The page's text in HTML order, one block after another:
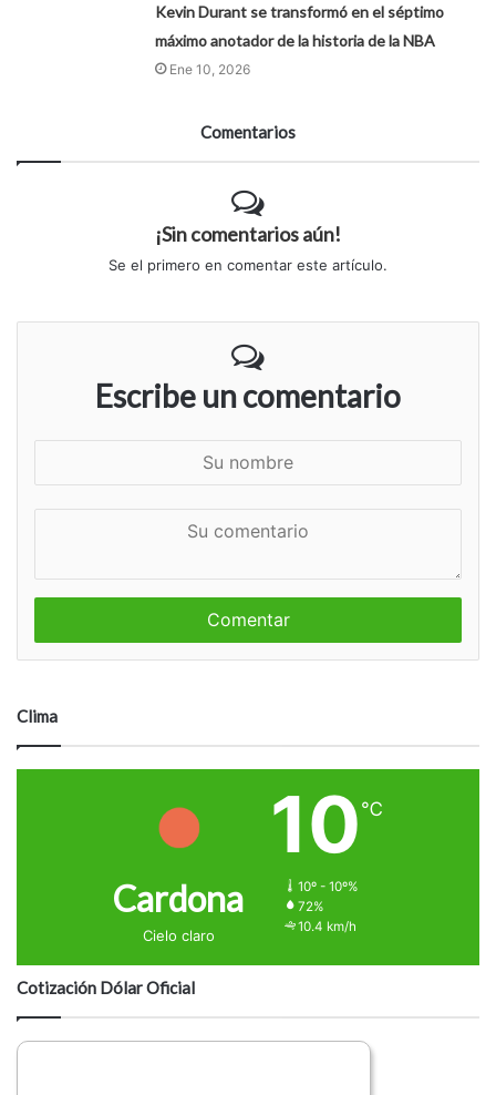
Kevin Durant se transformó en el séptimo
máximo anotador de la historia de la NBA
Ene 10, 2026
Comentarios
¡Sin comentarios aún!
Se el primero en comentar este artículo.
Escribe un comentario
n
a
i
Clima
Cardona
Cielo claro
10 ℃
10º - 10º%
72%
10.4 km/h
Cotización Dólar Oficial